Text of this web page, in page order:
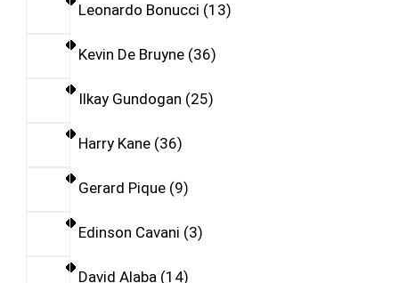
Leonardo Bonucci 13
Kevin De Bruyne 36
Ilkay Gundogan 25
Harry Kane 36
Gerard Pique 9
Edinson Cavani 3
David Alaba 14